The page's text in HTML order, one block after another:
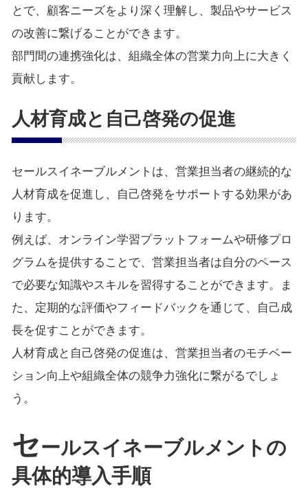
とで、顧客ニーズをより深く理解し、製品やサービス
の改善に繋げることができます。
部門間の連携強化は、組織全体の営業力向上に大きく
貢献します。
人材育成と自己啓発の促進
セールスイネーブルメントは、営業担当者の継続的な
人材育成を促進し、自己啓発をサポートする効果があ
ります。
例えば、オンライン学習プラットフォームや研修プロ
グラムを提供することで、営業担当者は自分のペース
で必要な知識やスキルを習得することができます。ま
た、定期的な評価やフィードバックを通じて、自己成
長を促すことができます。
人材育成と自己啓発の促進は、営業担当者のモチベー
ション向上や組織全体の競争力強化に繋がるでしょ
う。
セールスイネーブルメントの
具体的導入手順